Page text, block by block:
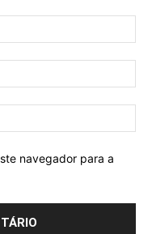
navegador para a